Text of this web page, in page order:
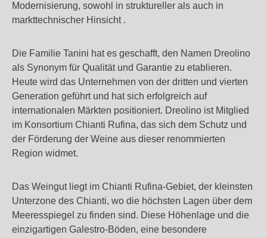
Modernisierung, sowohl in struktureller als auch in
markttechnischer Hinsicht .
Die Familie Tanini hat es geschafft, den Namen Dreolino
als Synonym für Qualität und Garantie zu etablieren.
Heute wird das Unternehmen von der dritten und vierten
Generation geführt und hat sich erfolgreich auf
internationalen Märkten positioniert. Dreolino ist Mitglied
im Konsortium Chianti Rufina, das sich dem Schutz und
der Förderung der Weine aus dieser renommierten
Region widmet.
Das Weingut liegt im Chianti Rufina-Gebiet, der kleinsten
Unterzone des Chianti, wo die höchsten Lagen über dem
Meeresspiegel zu finden sind. Diese Höhenlage und die
einzigartigen Galestro-Böden, eine besondere